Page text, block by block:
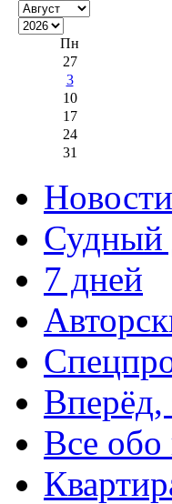
Пн
27
3
10
17
24
31
Новости
Судный
7 дней
Все обо